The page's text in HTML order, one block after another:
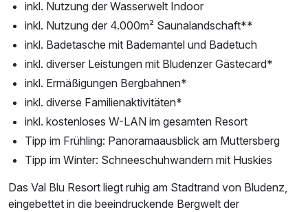
inkl. Nutzung der Wasserwelt Indoor
inkl. Nutzung der 4.000m² Saunalandschaft**
inkl. Badetasche mit Bademantel und Badetuch
inkl. diverser Leistungen mit Bludenzer Gästecard*
inkl. Ermäßigungen Bergbahnen*
inkl. diverse Familienaktivitäten*
inkl. kostenloses W-LAN im gesamten Resort
Tipp im Frühling: Panoramaausblick am Muttersberg
Tipp im Winter: Schneeschuhwandern mit Huskies
Das Val Blu Resort liegt ruhig am Stadtrand von Bludenz,
eingebettet in die beeindruckende Bergwelt der